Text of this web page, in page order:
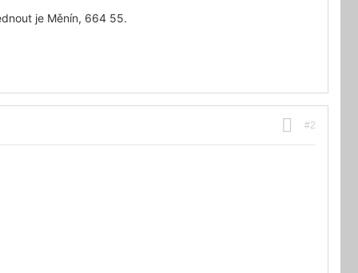
je Měnín, 664 55.
#2